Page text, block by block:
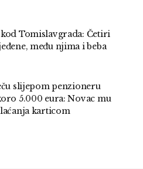
Tomislavgrada: Četiri
među njima i beba
slijepom penzioneru
5.000 eura: Novac mu
karticom